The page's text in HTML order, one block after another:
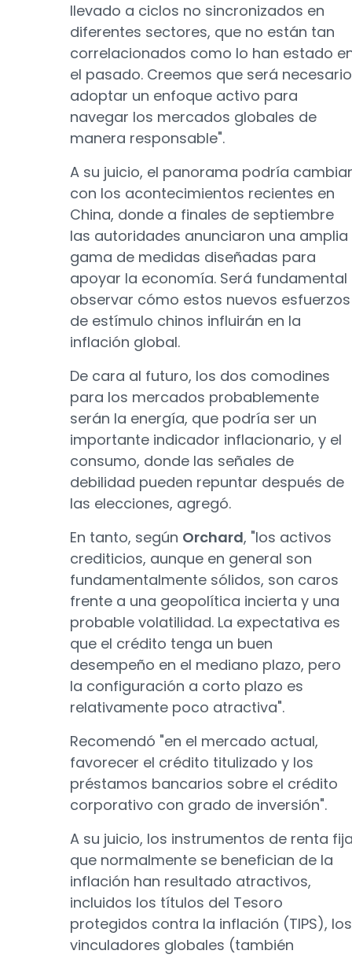
llevado a ciclos no sincronizados en
diferentes sectores, que no están tan
correlacionados como lo han estado
el pasado. Creemos que será necesario
adoptar un enfoque activo para
navegar los mercados globales de
manera responsable".
A su juicio, el panorama podría cambiar
con los acontecimientos recientes en
China, donde a finales de septiembre
las autoridades anunciaron una amplia
gama de medidas diseñadas para
apoyar la economía. Será fundamental
observar cómo estos nuevos esfuerzos
de estímulo chinos influirán en la
inflación global.
De cara al futuro, los dos comodines
para los mercados probablemente
serán la energía, que podría ser un
importante indicador inflacionario, y el
consumo, donde las señales de
debilidad pueden repuntar después de
las elecciones, agregó.
En tanto, según Orchard, "los activos
crediticios, aunque en general son
fundamentalmente sólidos, son caros
frente a una geopolítica incierta y una
probable volatilidad. La expectativa es
que el crédito tenga un buen
desempeño en el mediano plazo, pero
la configuración a corto plazo es
relativamente poco atractiva".
Recomendó "en el mercado actual,
favorecer el crédito titulizado y los
préstamos bancarios sobre el crédito
corporativo con grado de inversión".
A su juicio, los instrumentos de renta
que normalmente se benefician de la
inflación han resultado atractivos,
incluidos los títulos del Tesoro
protegidos contra la inflación (TIPS), los
vinculadores globales (también